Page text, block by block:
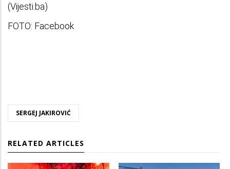
(Vijesti.ba)
FOTO: Facebook
SERGEJ JAKIROVIĆ
RELATED ARTICLES